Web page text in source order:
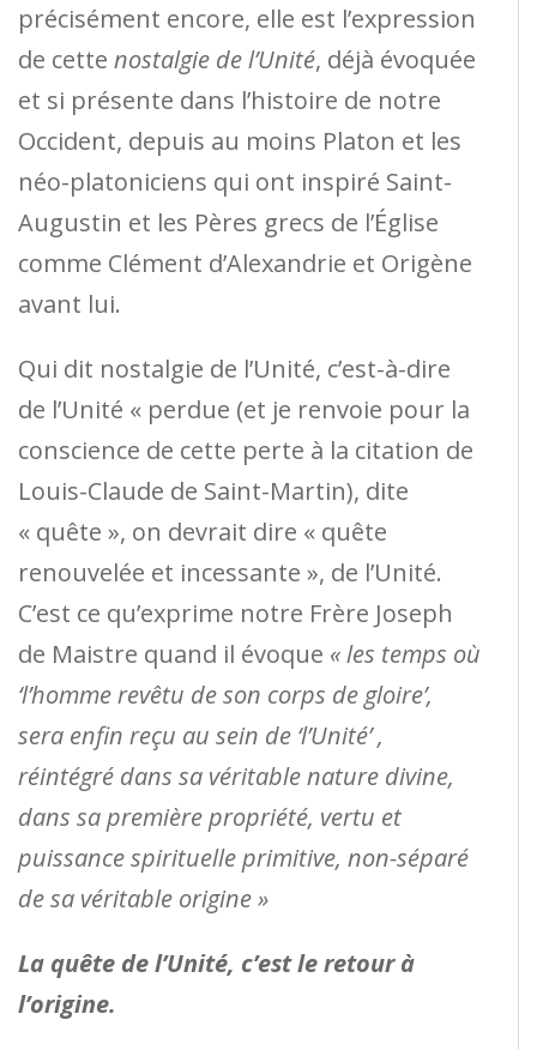
précisément encore, elle est l’expression
de cette nostalgie de l’Unité, déjà évoquée
et si présente dans l’histoire de notre
Occident, depuis au moins Platon et les
néo-platoniciens qui ont inspiré Saint-
Augustin et les Pères grecs de l’Église
comme Clément d’Alexandrie et Origène
avant lui.
Qui dit nostalgie de l’Unité, c’est-à-dire
de l’Unité « perdue (et je renvoie pour la
conscience de cette perte à la citation de
Louis-Claude de Saint-Martin), dite
« quête », on devrait dire « quête
renouvelée et incessante », de l’Unité.
C’est ce qu’exprime notre Frère Joseph
de Maistre quand il évoque « les temps où
‘l’homme revêtu de son corps de gloire’,
sera enfin reçu au sein de ‘l’Unité’ ,
réintégré dans sa véritable nature divine,
dans sa première propriété, vertu et
puissance spirituelle primitive, non-séparé
de sa véritable origine »
La quête de l’Unité, c’est le retour à
l’origine.